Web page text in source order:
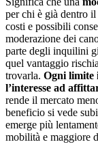
per chi è già dentro
costi e possibili
moderazione dei
parte degli inquilini
quel vantaggio
trovarla. Ogni limite
l’interesse ad
rende il mercato
beneficio si vede
emerge più
mobilità e maggiore